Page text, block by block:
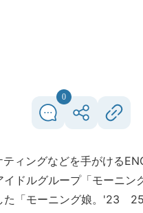
0
ィングなどを手がける
イドルグループ「モーニン
た「モーニング娘。'23